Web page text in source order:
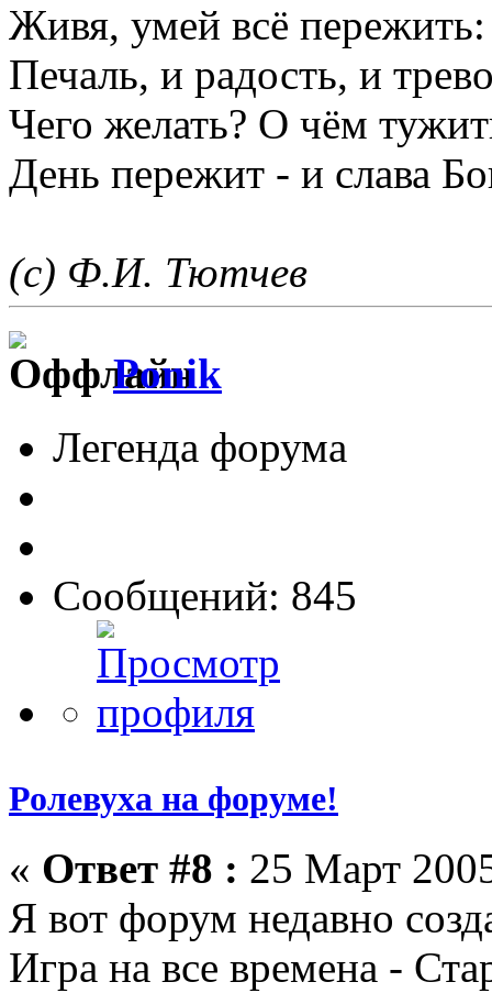
Живя, умей всё пережить:
Печаль, и радость, и
Чего желать? О чём
День пережит - и слава
(с) Ф.И. Тютчев
Ponik
Легенда форума
Сообщений: 845
Ролевуха на форуме!
« Ответ #8 : 25 Март
Я вот форум недавно
Игра на все времена -